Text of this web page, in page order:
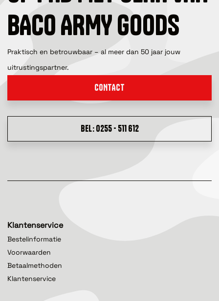
BACO ARMY GOODS
Praktisch en betrouwbaar – al meer dan 50 jaar jouw
uitrustingspartner.
CONTACT
BEL: 0255 - 511 612
Klantenservice
Bestelinformatie
Voorwaarden
Betaalmethoden
Klantenservice